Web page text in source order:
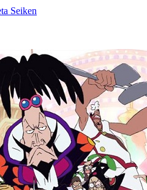
Seiken